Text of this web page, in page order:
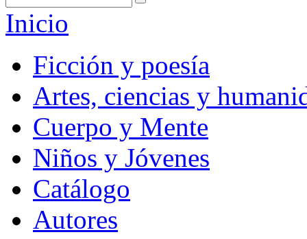
Inicio
Ficción y poesía
Artes, ciencias y
Cuerpo y Mente
Niños y Jóvenes
Catálogo
Autores